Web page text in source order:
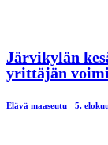
Järvikylän
yrittäjän
Elävä maaseutu 5.